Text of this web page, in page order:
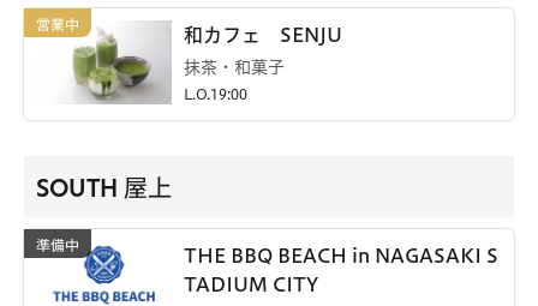
和カフェ SENJU
抹茶・和菓子
L.O.19:00
SOUTH 屋上
THE BBQ BEACH in NAGASAKI S
TADIUM CITY